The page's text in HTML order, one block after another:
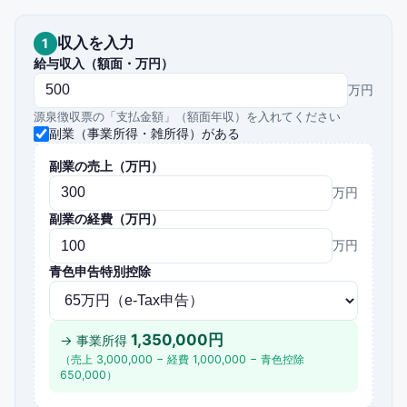
1 収入を入力
給与収入（額面・万円）
万円
源泉徴収票の「支払金額」（額面年収）を入れてください
副業（事業所得・雑所得）がある
副業の売上（万円）
万円
副業の経費（万円）
万円
青色申告特別控除
→ 事業所得 1,350,000円
（売上 3,000,000 − 経費 1,000,000 − 青色控除
650,000 ）